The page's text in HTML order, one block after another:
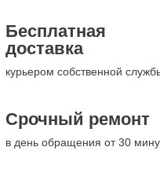
Бесплатная
доставка
курьером собственной
Срочный ремонт
в день обращения от 30